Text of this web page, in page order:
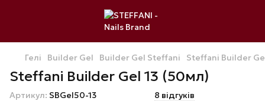
Гелі Builder Gel Builder Gel Steffani Steffani Builder
Steffani Builder Gel 13 (50мл)
Артикул: SBGel50-13 8 відгуків